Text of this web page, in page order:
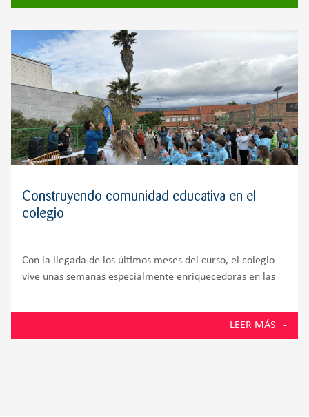
Construyendo comunidad educativa en el
colegio
Con la llegada de los últimos meses del curso, el colegio
vive unas semanas especialmente enriquecedoras en las
dentro de la vida escolar. Aulas, patios y espacios comunes
LEER MÁS